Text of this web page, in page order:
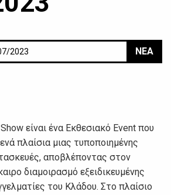
2023 ΝΕΑ
είναι ένα Εκθεσιακό Event που
πλαίσια μιας τυποποιημένης
αποβλέποντας στον
διαμοιρασμό εξειδικευμένης
του Κλάδου. Στο πλαίσιο